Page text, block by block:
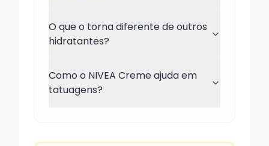
O que o torna diferente de outros
hidratantes?
Como o NIVEA Creme ajuda em
tatuagens?